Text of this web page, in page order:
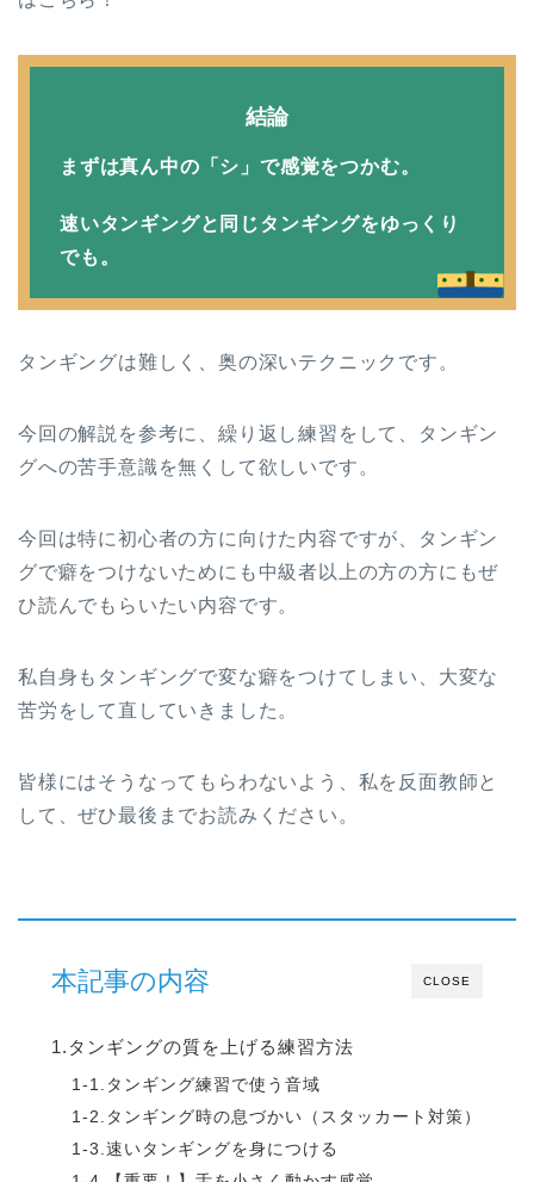
結論
まずは真ん中の「シ」で感覚をつかむ。
速いタンギングと同じタンギングをゆっくり
でも。
タンギングは難しく、奥の深いテクニックです。
今回の解説を参考に、繰り返し練習をして、タンギン
グへの苦手意識を無くして欲しいです。
今回は特に初心者の方に向けた内容ですが、タンギン
グで癖をつけないためにも中級者以上の方の方にもぜ
ひ読んでもらいたい内容です。
私自身もタンギングで変な癖をつけてしまい、大変な
苦労をして直していきました。
皆様にはそうなってもらわないよう、私を反面教師と
して、ぜひ最後までお読みください。
CLOSE
本記事の内容
1.タンギングの質を上げる練習方法
1-1.タンギング練習で使う音域
1-2.タンギング時の息づかい（スタッカート対策）
1-3.速いタンギングを身につける